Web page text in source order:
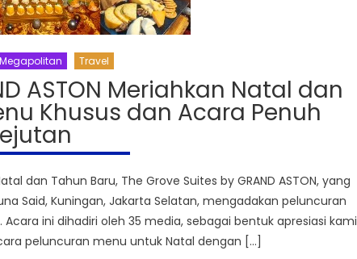
Megapolitan Travel
ASTON Meriahkan Natal dan
Khusus dan Acara Penuh
dan Tahun Baru, The Grove Suites by GRAND ASTON, yang
Said, Kuningan, Jakarta Selatan, mengadakan peluncuran
ini dihadiri oleh 35 media, sebagai bentuk apresiasi kami
peluncuran menu untuk Natal dengan […]